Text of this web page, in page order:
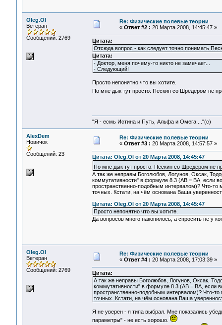
Oleg.Ol
Ветеран
Сообщений: 2769
Re: Физические полевые теории
« Ответ #2 : 20 Марта 2008, 14:45:47 »
Цитата:
Отсюда вопрос - как следует точно понимать
Цитата:
- Доктор, меня почему-то никто не замечает...
- Следующий!
Просто непонятно что вы хотите.
По мне дык тут просто: Пескин со Шрёдером не
"Я - есмь Истина и Путь, Альфа и Омега ..."(с)
AlexDem
Новичок
Сообщений: 23
Re: Физические полевые теории
« Ответ #3 : 20 Марта 2008, 14:57:57 »
Цитата: Oleg.Ol от 20 Марта 2008, 14:45:47
По мне дык тут просто: Пескин со Шрёдером не
А так же неправы Боголюбов, Логунов, Оксак,
коммутативности" в формуле 8.3 (AB = BA, если
пространственно-подобным интервалом)? Что-то
точных. Кстати, на чём основана Ваша
Цитата: Oleg.Ol от 20 Марта 2008, 14:45:47
Просто непонятно что вы хотите.
Да вопросов много накопилось, а спросить не у
Oleg.Ol
Ветеран
Сообщений: 2769
Re: Физические полевые теории
« Ответ #4 : 20 Марта 2008, 17:03:39 »
Цитата:
А так же неправы Боголюбов, Логунов, Оксак,
коммутативности" в формуле 8.3 (AB = BA, если
пространственно-подобным интервалом)? Что-
точных. Кстати, на чём основана Ваша
Я не уверен - я типа выбрал. Мне показались
параметры" - не есть хорошо.